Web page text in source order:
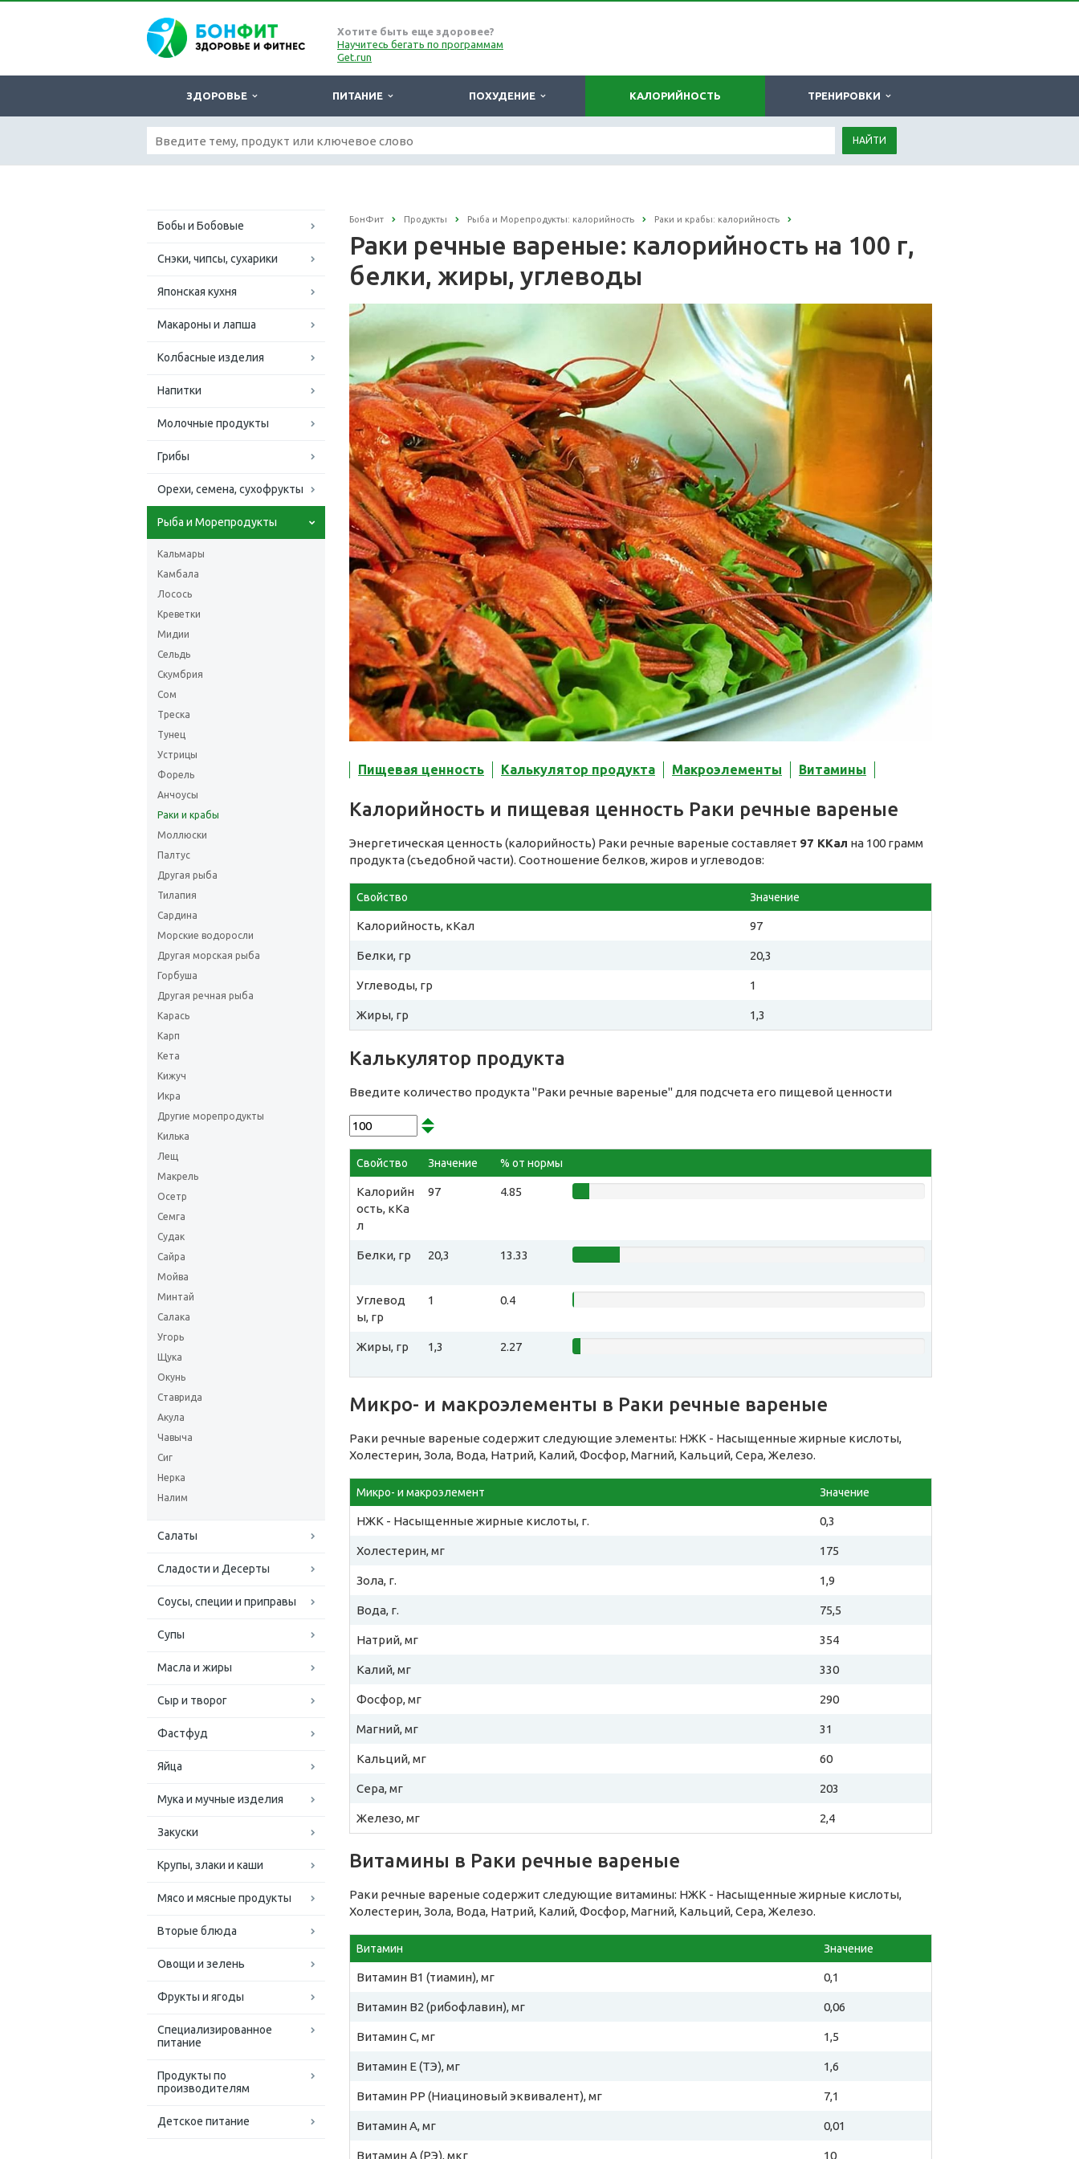
Хотите быть еще здоровее?
Научитесь бегать по программам
Get.run
ЗДОРОВЬЕ ПИТАНИЕ ПОХУДЕНИЕ КАЛОРИЙНОСТЬ ТРЕНИРОВКИ
НАЙТИ
Бобы и Бобовые
Снэки, чипсы, сухарики
Японская кухня
Макароны и лапша
Колбасные изделия
Напитки
Молочные продукты
Грибы
Орехи, семена, сухофрукты
Рыба и Морепродукты
Кальмары
Камбала
Лосось
Креветки
Мидии
Сельдь
Скумбрия
Сом
Треска
Тунец
Устрицы
Форель
Анчоусы
Раки и крабы
Моллюски
Палтус
Другая рыба
Тилапия
Сардина
Морские водоросли
Другая морская рыба
Горбуша
Другая речная рыба
Карась
Карп
Кета
Кижуч
Икра
Другие морепродукты
Килька
Лещ
Макрель
Осетр
Семга
Судак
Сайра
Мойва
Минтай
Салака
Угорь
Щука
Окунь
Ставрида
Акула
Чавыча
Сиг
Нерка
Налим
Салаты
Сладости и Десерты
Соусы, специи и приправы
Супы
Масла и жиры
Сыр и творог
Фастфуд
Яйца
Мука и мучные изделия
Закуски
Крупы, злаки и каши
Мясо и мясные продукты
Вторые блюда
Овощи и зелень
Фрукты и ягоды
Специализированное
питание
Продукты по
производителям
Детское питание
БонФит Продукты Рыба и Морепродукты: калорийность Раки и крабы: калорийность
Раки речные вареные: калорийность на 100 г,
белки, жиры, углеводы
Пищевая ценность Калькулятор продукта Макроэлементы Витамины
Калорийность и пищевая ценность Раки речные вареные
Энергетическая ценность (калорийность) Раки речные вареные составляет 97 ККал на 100 грамм
продукта (съедобной части). Соотношение белков, жиров и углеводов:
Свойство Значение
Калорийность, кКал 97
Белки, гр 20,3
Углеводы, гр 1
Жиры, гр 1,3
Калькулятор продукта
Введите количество продукта "Раки речные вареные" для подсчета его пищевой ценности
Свойство Значение % от нормы
Калорийн
ость, кКа
л
97 4.85
Белки, гр 20,3 13.33
Углевод
ы, гр
1 0.4
Жиры, гр 1,3 2.27
Микро- и макроэлементы в Раки речные вареные
Раки речные вареные содержит следующие элементы: НЖК - Насыщенные жирные кислоты,
Холестерин, Зола, Вода, Натрий, Калий, Фосфор, Магний, Кальций, Сера, Железо.
Микро- и макроэлемент Значение
НЖК - Насыщенные жирные кислоты, г. 0,3
Холестерин, мг 175
Зола, г. 1,9
Вода, г. 75,5
Натрий, мг 354
Калий, мг 330
Фосфор, мг 290
Магний, мг 31
Кальций, мг 60
Сера, мг 203
Железо, мг 2,4
Витамины в Раки речные вареные
Раки речные вареные содержит следующие витамины: НЖК - Насыщенные жирные кислоты,
Холестерин, Зола, Вода, Натрий, Калий, Фосфор, Магний, Кальций, Сера, Железо.
Витамин Значение
Витамин B1 (тиамин), мг 0,1
Витамин B2 (рибофлавин), мг 0,06
Витамин C, мг 1,5
Витамин E (ТЭ), мг 1,6
Витамин PP (Ниациновый эквивалент), мг 7,1
Витамин A, мг 0,01
Витамин A (РЭ), мкг 10